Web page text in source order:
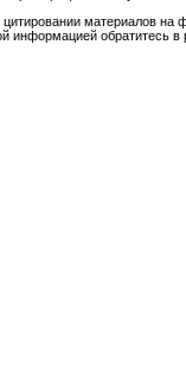
материалов
информацией обратитесь